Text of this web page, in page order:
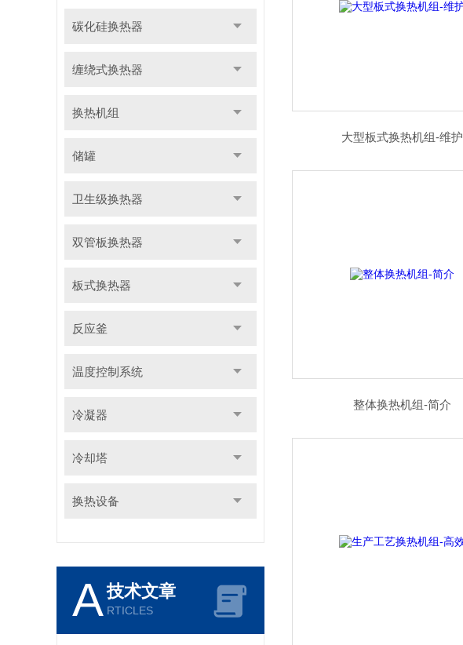
碳化硅换热器
缠绕式换热器
换热机组
储罐
卫生级换热器
双管板换热器
板式换热器
反应釜
温度控制系统
冷凝器
冷却塔
换热设备
A技术文章
RTICLES
大型板式换热机组-维护
整体换热机组-简介